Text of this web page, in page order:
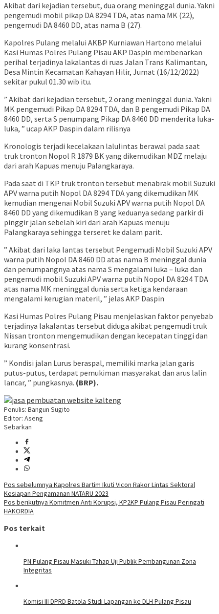
Akibat dari kejadian tersebut, dua orang meninggal dunia. Yakni
pengemudi mobil pikap DA 8294 TDA, atas nama MK (22),
pengemudi DA 8460 DD, atas nama B (27).
Kapolres Pulang melalui AKBP Kurniawan Hartono melalui
Kasi Humas Polres Pulang Pisau AKP Daspin membenarkan
perihal terjadinya lakalantas di ruas Jalan Trans Kalimantan,
Desa Mintin Kecamatan Kahayan Hilir, Jumat (16/12/2022)
sekitar pukul 01.30 wib itu.
” Akibat dari kejadian tersebut, 2 orang meninggal dunia. Yakni
MK pengemudi Pikap DA 8294 TDA, dan B pengemudi Pikap DA
8460 DD, serta S penumpang Pikap DA 8460 DD menderita luka-
luka, ” ucap AKP Daspin dalam rilisnya
Kronologis terjadi kecelakaan lalulintas berawal pada saat
truk tronton Nopol R 1879 BK yang dikemudikan MDZ melaju
dari arah Kapuas menuju Palangkaraya.
Pada saat di TKP truk tronton tersebut menabrak mobil Suzuki
APV warna putih Nopol DA 8294 TDA yang dikemudikan MK
kemudian mengenai Mobil Suzuki APV warna putih Nopol DA
8460 DD yang dikemudikan B yang keduanya sedang parkir di
pinggir jalan sebelah kiri dari arah Kapuas menuju
Palangkaraya sehingga terseret ke dalam parit.
” Akibat dari laka lantas tersebut Pengemudi Mobil Suzuki APV
warna putih Nopol DA 8460 DD atas nama B meninggal dunia
dan penumpangnya atas nama S mengalami luka – luka dan
pengemudi mobil Suzuki APV warna putih Nopol DA 8294 TDA
atas nama MK meninggal dunia serta ketiga kendaraan
mengalami kerugian materil, ” jelas AKP Daspin
Kasi Humas Polres Pulang Pisau menjelaskan faktor penyebab
terjadinya lakalantas tersebut diduga akibat pengemudi truk
Nissan tronton mengemudikan dengan kecepatan tinggi dan
kurang konsentrasi.
” Kondisi jalan Lurus beraspal, memiliki marka jalan garis
putus-putus, terdapat pemukiman masyarakat dan arus lalin
lancar, ” pungkasnya. (BRP).
Penulis: Bangun Sugito
Editor: Aseng
Sebarkan
Navigasi
pos
Pos sebelumnya Kapolres Bartim Ikuti Vicon Rakor Lintas Sektoral
Kesiapan Pengamanan NATARU 2023
Pos berikutnya Komitmen Anti Korupsi, KP2KP Pulang Pisau Peringati
HAKORDIA
Pos terkait
PN Pulang Pisau Masuki Tahap Uji Publik Pembangunan Zona
Integritas
Komisi III DPRD Batola Studi Lapangan ke DLH Pulang Pisau